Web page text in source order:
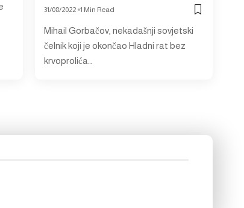
31/08/2022 1 Min Read
Mihail Gorbačov, nekadašnji sovjetski
čelnik koji je okončao Hladni rat bez
krvoprolića…